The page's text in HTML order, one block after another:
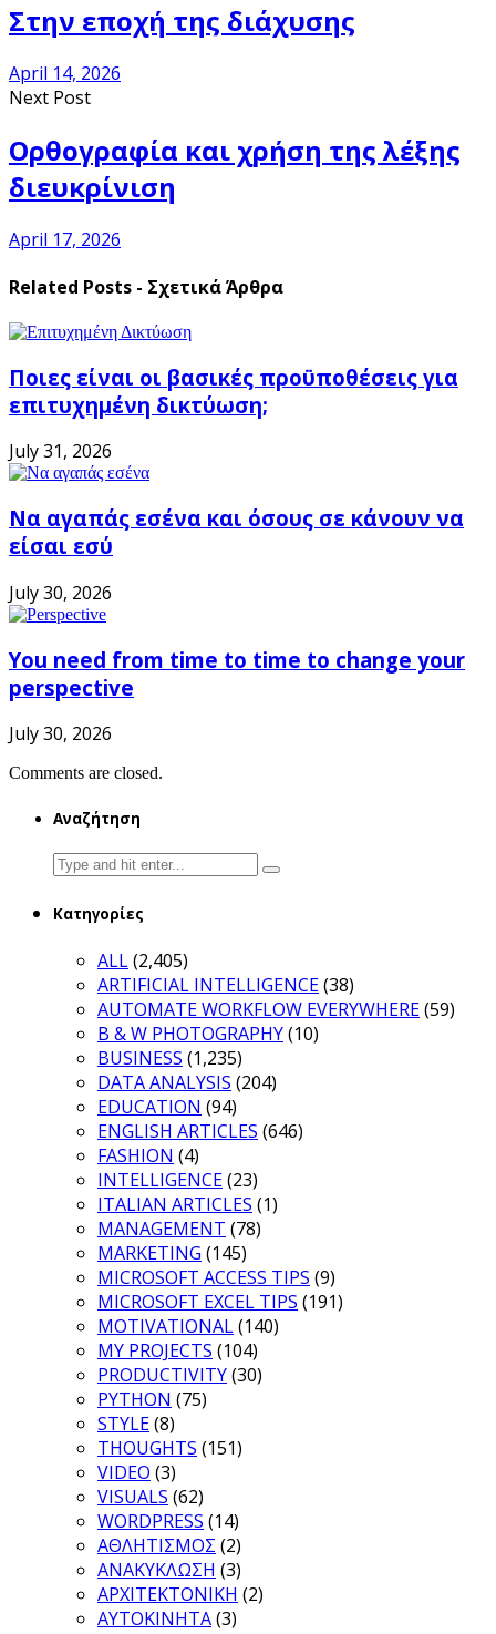
Στην εποχή της διάχυσης
April 14, 2026
Next Post
Ορθογραφία και χρήση της λέξης
διευκρίνιση
April 17, 2026
Related Posts - Σχετικά Άρθρα
Ποιες είναι οι βασικές προϋποθέσεις για
επιτυχημένη δικτύωση;
July 31, 2026
Να αγαπάς εσένα και όσους σε κάνουν να
είσαι εσύ
July 30, 2026
You need from time to time to change your
perspective
July 30, 2026
Comments are closed.
Αναζήτηση
Search
for:
Κατηγορίες
ALL(2,405)
ARTIFICIAL INTELLIGENCE(38)
AUTOMATE WORKFLOW EVERYWHERE(59)
B & W PHOTOGRAPHY(10)
BUSINESS (1,235)
DATA ANALYSIS (204)
EDUCATION (94)
ENGLISH ARTICLES (646)
FASHION (4)
INTELLIGENCE(23)
ITALIAN ARTICLES (1)
MANAGEMENT (78)
MARKETING (145)
MICROSOFT ACCESS TIPS (9)
MICROSOFT EXCEL TIPS (191)
MOTIVATIONAL(140)
MY PROJECTS (104)
PRODUCTIVITY(30)
PYTHON (75)
STYLE(8)
THOUGHTS (151)
VIDEO (3)
VISUALS (62)
WORDPRESS (14)
ΑΘΛΗΤΙΣΜΟΣ (2)
ΑΝΑΚΥΚΛΩΣΗ (3)
ΑΡΧΙΤΕΚΤΟΝΙΚΗ (2)
ΑΥΤΟΚΙΝΗΤΑ(3)